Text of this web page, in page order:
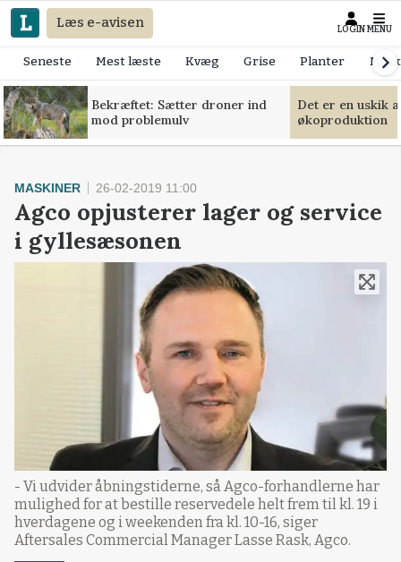
Læs e-avisen LOGIN MENU
Seneste Mest læste Kvæg Grise Planter
Bekræftet: Sætter droner ind
mod problemulv
Det er en uskik
økoproduktion
MASKINER 26-02-2019 11:00
Agco opjusterer lager og service
i gyllesæsonen
- Vi udvider åbningstiderne, så Agco-forhandlerne har
mulighed for at bestille reservedele helt frem til kl. 19 i
hverdagene og i weekenden fra kl. 10-16, siger
Aftersales Commercial Manager Lasse Rask, Agco.